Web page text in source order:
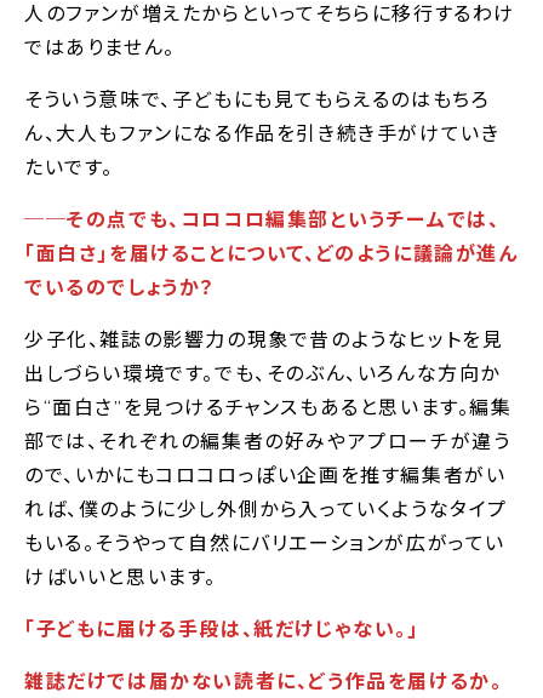
人のファンが増えたからといってそちらに移行するわけ
ではありません。
そういう意味で、子どもにも見てもらえるのはもちろ
ん、大人もファンになる作品を引き続き手がけていき
たいです。
──その点でも、コロコロ編集部というチームでは、
｢面白さ｣を届けることについて、どのように議論が進ん
でいるのでしょうか？
少子化、雑誌の影響力の現象で昔のようなヒットを見
出しづらい環境です。でも、そのぶん、いろんな方向か
ら“面白さ”を見つけるチャンスもあると思います。編集
部では、それぞれの編集者の好みやアプローチが違う
ので、いかにもコロコロっぽい企画を推す編集者がい
れば、僕のように少し外側から入っていくようなタイプ
もいる。そうやって自然にバリエーションが広がってい
けばいいと思います。
｢子どもに届ける手段は、紙だけじゃない。｣
雑誌だけでは届かない読者に、どう作品を届けるか。